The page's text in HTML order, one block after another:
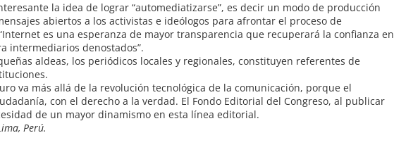
la idea de lograr “automediatizarse”, es decir un modo de producción
abiertos a los activistas e ideólogos para afrontar el proceso de
es una esperanza de mayor transparencia que recuperará la confianza en
intermediarios denostados”.
aldeas, los periódicos locales y regionales, constituyen referentes de
va más allá de la revolución tecnológica de la comunicación, porque el
con el derecho a la verdad. El Fondo Editorial del Congreso, al publicar
de un mayor dinamismo en esta línea editorial.
Perú.